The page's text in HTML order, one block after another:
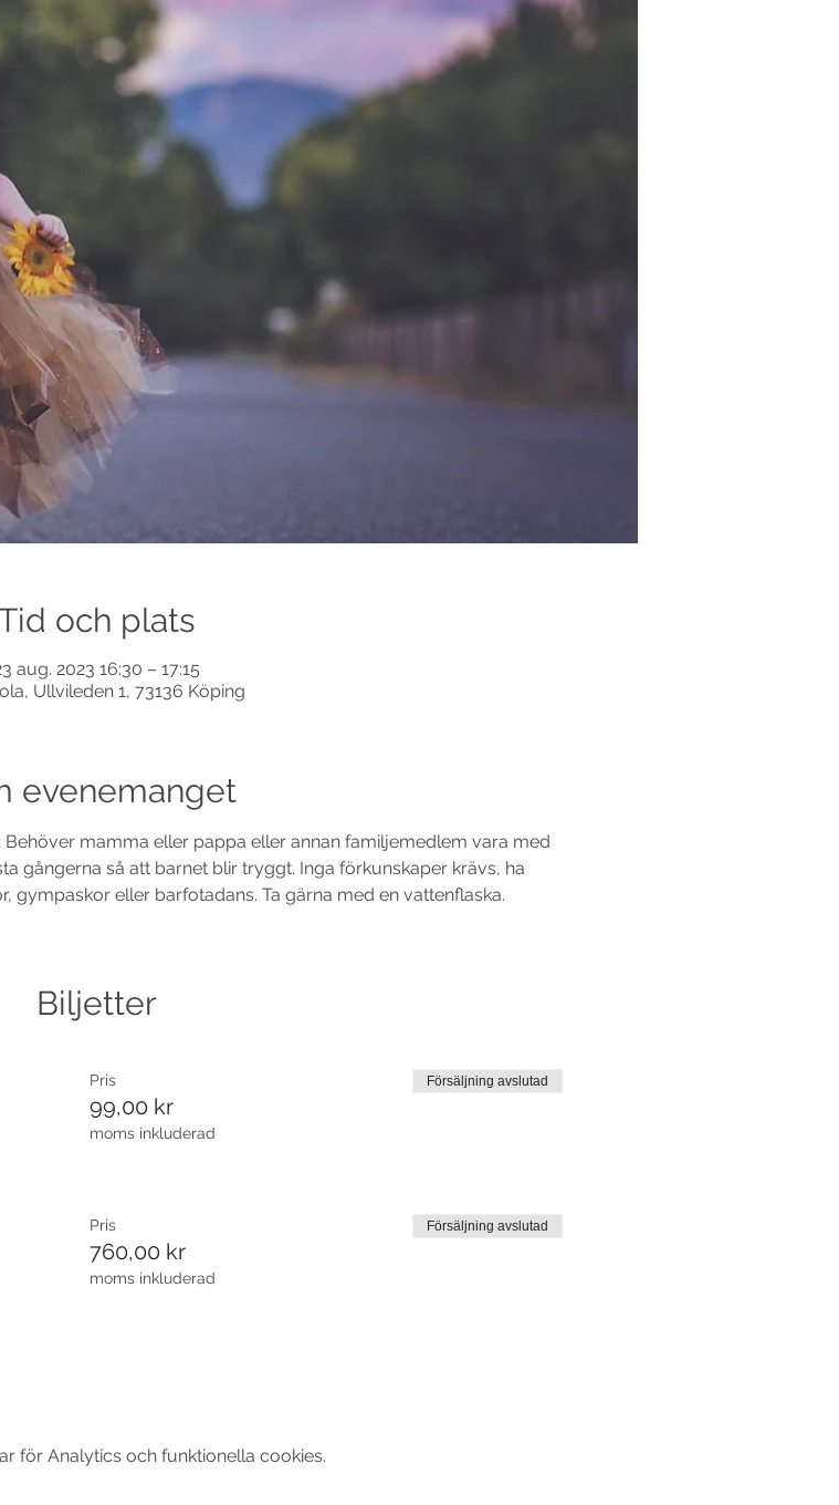
och plats
aug. 2023 16:30 – 17:15
Ullvileden 1, 73136 Köping
evenemanget
mamma eller pappa eller annan familjemedlem vara med
gångerna så att barnet blir tryggt. Inga förkunskaper krävs, ha
gympaskor eller barfotadans. Ta gärna med en vattenflaska.
Biljetter
Pris
99,00 kr
moms inkluderad
Försäljning avslutad
Pris
760,00 kr
moms inkluderad
Försäljning avslutad
för Analytics och funktionella cookies.